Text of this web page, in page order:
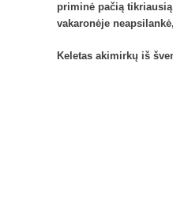
priminė pačią
vakaronėje
Keletas akimirkų iš